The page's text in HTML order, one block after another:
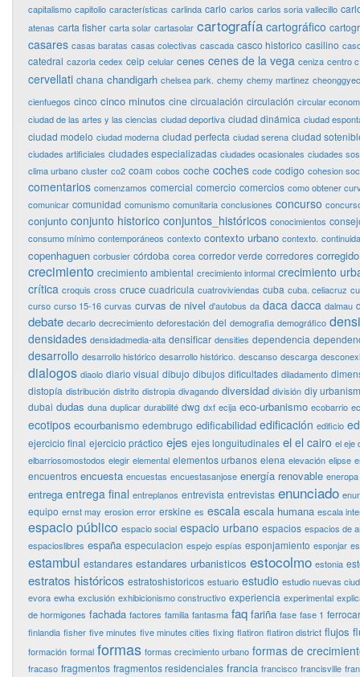
capitalismo capitolio características carlinda carlo carlos carlos soria vallecillo
atenas carta fisher carta solar cartasolar cartografía cartográfico
casares casas baratas casas colectivas cascada casco historico casilino
catedral cazorla cedex ceip celular cenes cenes de la vega ceniza centro
cervellati chana chandigarh chelsea park. chemy chemy martinez
cienfuegos cinco cinco minutos cine circualación circulación circular
ciudad de las artes y las ciencias ciudad deportiva ciudad dinámica ciudad
ciudad modelo ciudad moderna ciudad perfecta ciudad serena ciudad
ciudades artificiales ciudades especializadas ciudades ocasionales ciudades
clima urbano cluster co2 coam cobos coche coches code codigo cohesion
comentarios comenzamos comercial comercio comercios como obtener
comunicar comunidad comunismo comunitaria conclusiones concurso
conjunto conjunto historico conjuntos_históricos conocimientos
consumo mínimo contemporáneos contexto contexto urbano contexto.
copenhaguen corbusier córdoba corea corredor verde corredores corregido
crecimiento crecimiento ambiental crecimiento informal crecimiento
crítica croquis cross cruce cuadricula cuatroviviendas cuba cuba. celiacruz
curso curso 15-16 curvas curvas de nivel d'autobus da daca dacca dalmau
debate decarlo decrecimiento deforestación del demografia demográfico
densidades densidadmedia-alta densificar densities dependencia
desarrollo desarrollo histórico desarrollo histórico. descanso descarga
dialogos diaolo diario visual dibujo dibujos dificultades diladamento
distopía distribución distrito distropia divagando diversidad división diy urbanism
dubai dudas duna duplicar durabilité dwg dxf ecija eco-urbanismo ecobarrio
ecotipos ecourbanismo edembrugo edificabilidad edificación edificio
ejercicio final ejercicio práctico ejes ejes longuitudinales el el cairo el eje
elbarriosomostodos elegir elemental elementos urbanos elena elevación elipse
encuentros encuesta encuestas encuestasanjose energía renovable eneropa
entrega entrega final entreplanos entrevista entrevistas enunciado
equipo ernst may erosion error erskine es escala escala humana escala
espacio público espacio social espacio urbano espacios espacios de
espacioslibres españa especulacion espejo espías esponjamiento esponjar
estambul estandares estandares urbanisticos estocolmo estonia
estratos históricos estratoshistoricos estuario estudio estudio nuevas
evora ewha exclusión exhibicionismo constructivo experiencia experimental
de hormigones fachada factores familia fantasma faq fariña fase fase 1
finlandia fisher five minutes five minutes cities fixing flatiron flatiron district flujos
formación formal formas formas crecimiento urbano formas de
fracaso fragmentos fragmentos residenciales francia francisco francisville